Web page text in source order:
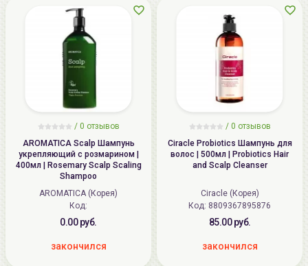
/ 0 отзывов
AROMATICA Scalp Шампунь
укрепляющий с розмарином |
400мл | Rosemary Scalp Scaling
Shampoo
AROMATICA (Корея)
Код:
0.00 руб.
закончился
/ 0 отзывов
Ciracle Probiotics Шампунь для
волос | 500мл | Probiotics Hair
and Scalp Cleanser
Ciracle (Корея)
Код: 8809367895876
85.00 руб.
закончился